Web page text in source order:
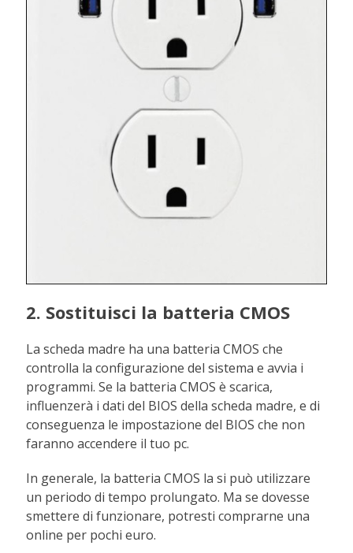
2. Sostituisci la batteria CMOS
La scheda madre ha una batteria CMOS che
controlla la configurazione del sistema e avvia i
programmi. Se la batteria CMOS è scarica,
influenzerà i dati del BIOS della scheda madre, e di
conseguenza le impostazione del BIOS che non
faranno accendere il tuo pc.
In generale, la batteria CMOS la si può utilizzare
un periodo di tempo prolungato. Ma se dovesse
smettere di funzionare, potresti comprarne una
online per pochi euro.